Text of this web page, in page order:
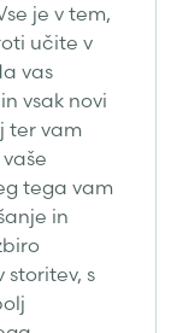
je v tem,
učite v
vas
vsak novi
ter vam
tega vam
in
s